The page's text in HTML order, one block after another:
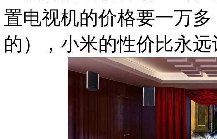
置电视机的价格要一万
的），小米的性价比永